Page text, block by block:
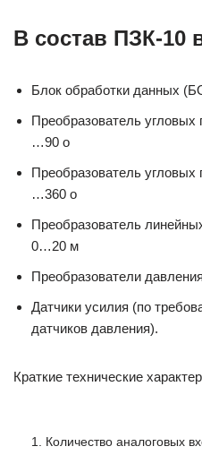
В состав ПЗК-10
Блок обработки данных
Преобразователь
…90 о
Преобразователь
…360 о
Преобразователь
0…20 м
Преобразователи
Датчики усилия (по
датчиков давления).
Краткие технические
1. Количество аналоговых